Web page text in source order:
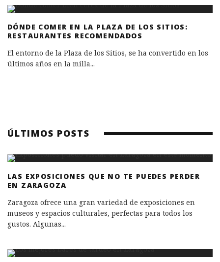
DÓNDE COMER EN LA PLAZA DE LOS SITIOS:
RESTAURANTES RECOMENDADOS
El entorno de la Plaza de los Sitios, se ha convertido en los
últimos años en la milla...
ÚLTIMOS POSTS
LAS EXPOSICIONES QUE NO TE PUEDES PERDER
EN ZARAGOZA
Zaragoza ofrece una gran variedad de exposiciones en
museos y espacios culturales, perfectas para todos los
gustos. Algunas...